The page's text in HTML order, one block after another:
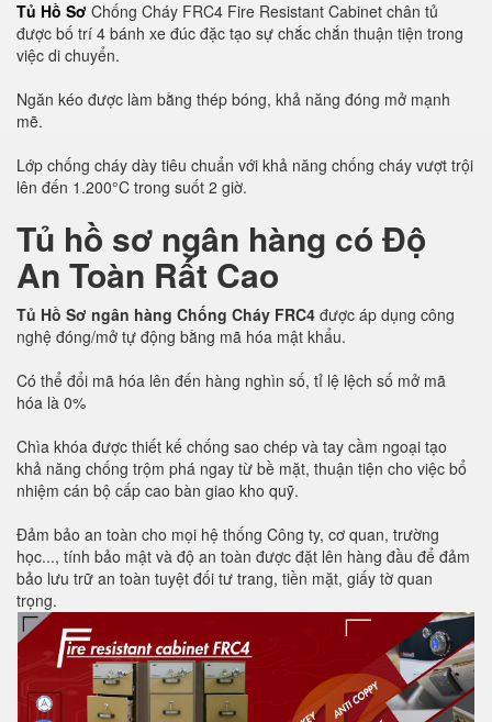
Tủ Hồ Sơ Chống Cháy FRC4 Fire Resistant Cabinet chân tủ
được bố trí 4 bánh xe đúc đặc tạo sự chắc chắn thuận tiện trong
việc di chuyển.
Ngăn kéo được làm bằng thép bóng, khả năng đóng mở mạnh
mẽ.
Lớp chống cháy dày tiêu chuẩn với khả năng chống cháy vượt trội
lên đến 1.200°C trong suốt 2 giờ.
Tủ hồ sơ ngân hàng có Độ
An Toàn Rất Cao
Tủ Hồ Sơ ngân hàng Chống Cháy FRC4 được áp dụng công
nghệ đóng/mở tự động bằng mã hóa mật khẩu.
Có thể đổi mã hóa lên đến hàng nghìn số, tỉ lệ lệch số mở mã
hóa là 0%
Chìa khóa được thiết kế chống sao chép và tay cầm ngoại tạo
khả năng chống trộm phá ngay từ bề mặt, thuận tiện cho việc bổ
nhiệm cán bộ cấp cao bàn giao kho quỹ.
Đảm bảo an toàn cho mọi hệ thống Công ty, cơ quan, trường
học..., tính bảo mật và độ an toàn được đặt lên hàng đầu để đảm
bảo lưu trữ an toàn tuyệt đối tư trang, tiền mặt, giấy tờ quan
trọng.